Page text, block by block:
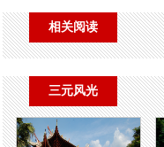
相关阅读
三元风光